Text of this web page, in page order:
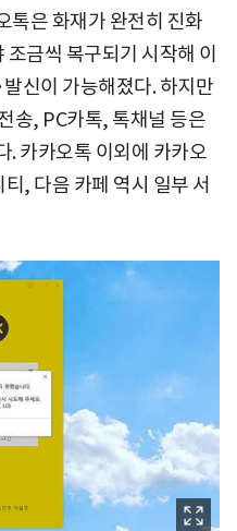
톡은 화재가 완전히 진화
금씩 복구되기 시작해 이
신이 가능해졌다. 하지만
송, PC카톡, 톡채널 등은
. 카카오톡 이외에 카카오
, 다음 카페 역시 일부 서